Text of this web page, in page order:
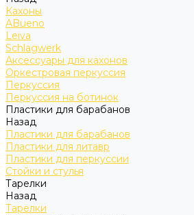
Кахоны
ABueno
Leiva
Schlagwerk
Аксессуары для кахонов
Оркестровая перкуссия
Перкуссия
Перкуссия на ботинок
Пластики для барабанов
Назад
Пластики для барабанов
Пластики для литавр
Пластики для перкуссии
Стойки и стулья
Тарелки
Назад
Тарелки